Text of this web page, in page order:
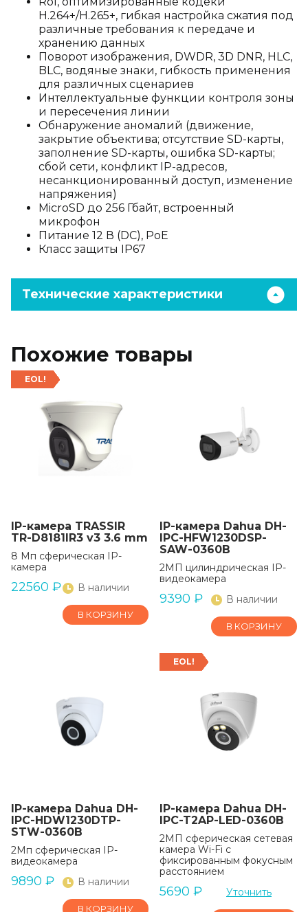
H.264+/H.265+, гибкая настройка сжатия под
различные требования к передаче и
хранению данных
Поворот изображения, DWDR, 3D DNR, HLC,
BLC, водяные знаки, гибкость применения
для различных сценариев
Интеллектуальные функции контроля зоны
и пересечения линии
Обнаружение аномалий (движение,
закрытие объектива; отсутствие SD-карты,
заполнение SD-карты, ошибка SD-карты;
сбой сети, конфликт IP-адресов,
несанкционированный доступ, изменение
напряжения)
MicroSD до 256 Гбайт, встроенный
микрофон
Питание 12 В (DC), PoE
Класс защиты IP67
Технические характеристики
Похожие товары
EOL!
IP-камера TRASSIR
TR-D8181IR3 v3 3.6 mm
8 Мп сферическая IP-
камера
22560 ₽ В наличии
В КОРЗИНУ
IP-камера Dahua DH-
IPC-HFW1230DSP-
SAW-0360B
2МП цилиндрическая IP-
видеокамера
9390 ₽ В наличии
В КОРЗИНУ
IP-камера Dahua DH-
IPC-HDW1230DTP-
STW-0360B
2Мп сферическая IP-
видеокамера
9890 ₽ В наличии
В КОРЗИНУ
EOL!
IP-камера Dahua DH-
IPC-T2AP-LED-0360B
2МП сферическая сетевая
камера Wi-Fi с
фиксированным фокусным
расстоянием
5690 ₽ Уточнить